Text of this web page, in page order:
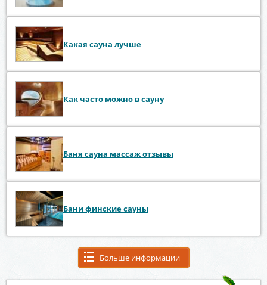
Какая сауна лучше
Как часто можно в сауну
Баня сауна массаж отзывы
Бани финские сауны
Больше информации